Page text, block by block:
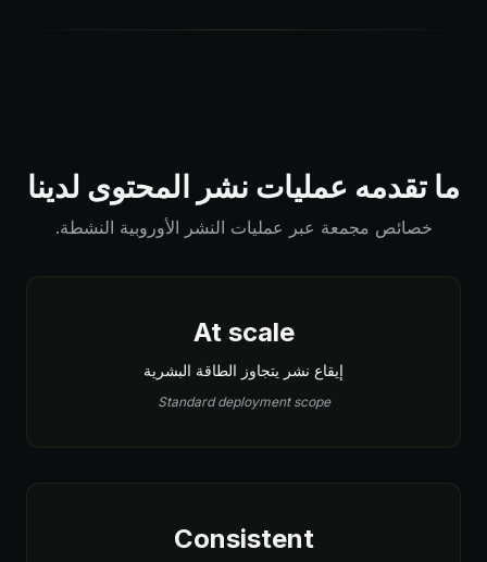
ما تقدمه عمليات نشر المحتوى لدينا
خصائص مجمعة عبر عمليات النشر الأوروبية النشطة.
At scale
إيقاع نشر يتجاوز الطاقة البشرية
Standard deployment scope
Consistent